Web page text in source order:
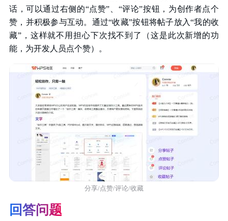
话，可以通过右侧的“点赞”、“评论”按钮，为创作者点个
赞，并积极参与互动。通过“收藏”按钮将帖子放入“我的收
藏”，这样就不用担心下次找不到了（这是此次新增的功
能，为开发人员点个赞）。
分享/点赞/评论/收藏
回答问题